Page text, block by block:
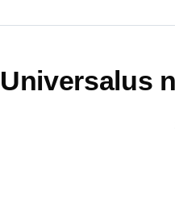
Universalus